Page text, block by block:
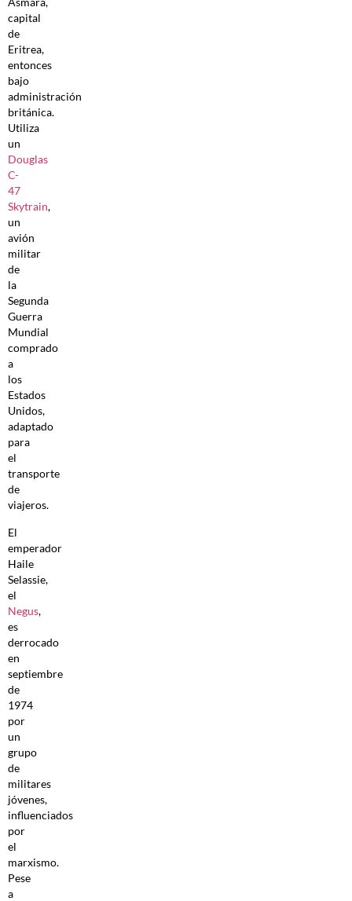
capital
de
Eritrea,
entonces
bajo
administración
británica.
Utiliza
un
Douglas
C-
47
Skytrain,
un
avión
militar
de
la
Segunda
Guerra
Mundial
comprado
a
los
Estados
Unidos,
adaptado
para
el
transporte
de
viajeros.
El
emperador
Haile
Selassie,
el
Negus,
es
derrocado
en
septiembre
de
1974
por
un
grupo
de
militares
jóvenes,
influenciados
por
el
marxismo.
Pese
a